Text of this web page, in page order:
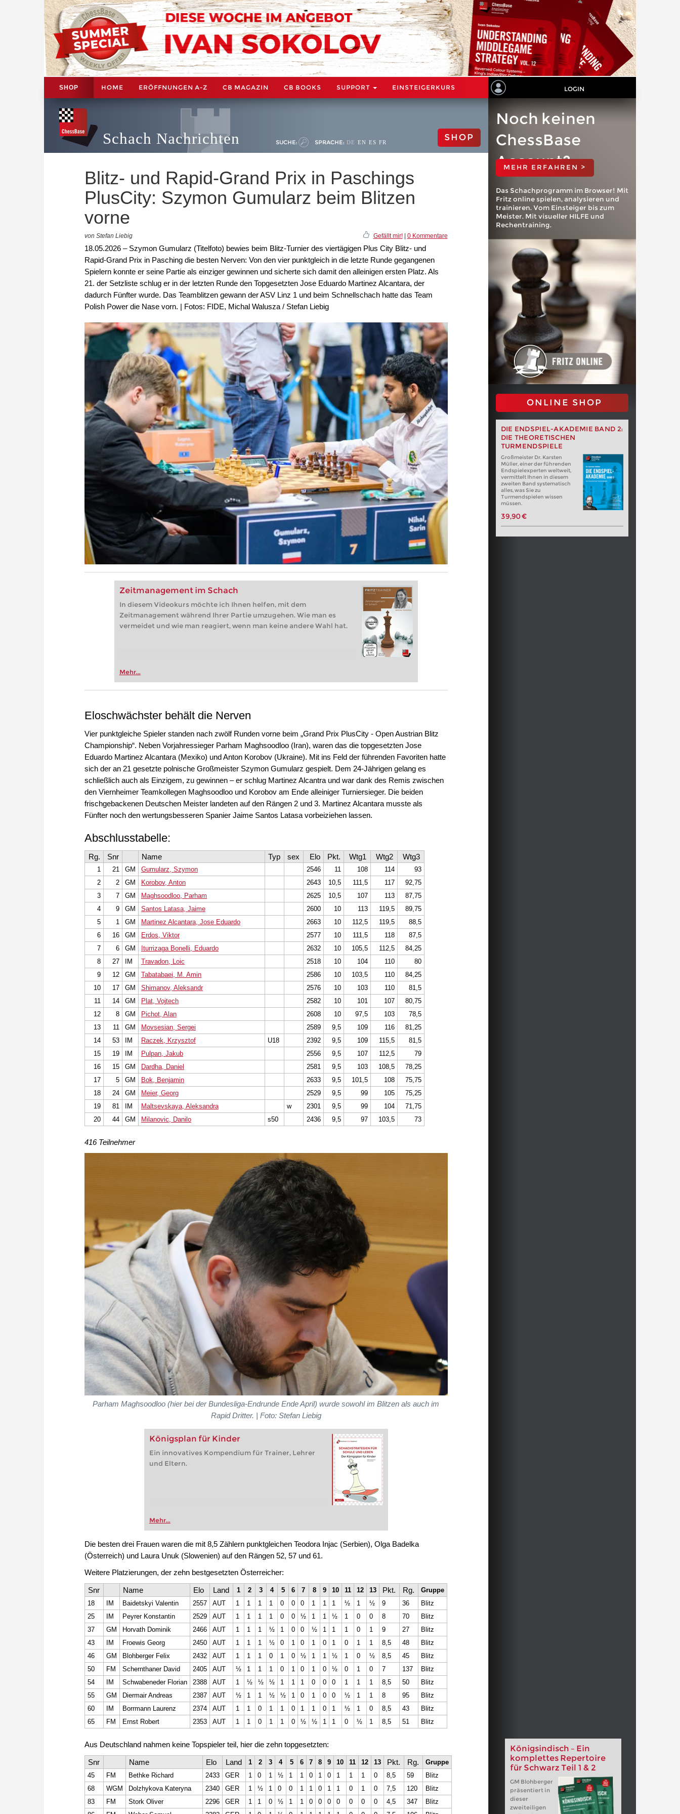
SHOP HOME ERÖFFNUNGEN A-Z CB MAGAZIN CB BOOKS SUPPORT EINSTEIGERKURS LOGIN
Schach Nachrichten SUCHE: SPRACHE: DE EN ES FR SHOP
Blitz- und Rapid-Grand Prix in Paschings
PlusCity: Szymon Gumularz beim Blitzen
vorne
von Stefan Liebig Gefällt mir!| 0 Kommentare
18.05.2026 – Szymon Gumularz (Titelfoto) bewies beim Blitz-Turnier des viertägigen Plus City Blitz- und
Rapid-Grand Prix in Pasching die besten Nerven: Von den vier punktgleich in die letzte Runde gegangenen
Spielern konnte er seine Partie als einziger gewinnen und sicherte sich damit den alleinigen ersten Platz. Als
21. der Setzliste schlug er in der letzten Runde den Topgesetzten Jose Eduardo Martinez Alcantara, der
dadurch Fünfter wurde. Das Teamblitzen gewann der ASV Linz 1 und beim Schnellschach hatte das Team
Polish Power die Nase vorn. | Fotos: FIDE, Michal Walusza / Stefan Liebig
Zeitmanagement im Schach
In diesem Videokurs möchte ich Ihnen helfen, mit dem
Zeitmanagement während Ihrer Partie umzugehen. Wie man es
vermeidet und wie man reagiert, wenn man keine andere Wahl hat.
Mehr...
Noch keinen
ChessBase
Account?
MEHR ERFAHREN >
Das Schachprogramm im Browser! Mit
Fritz online spielen, analysieren und
trainieren. Vom Einsteiger bis zum
Meister. Mit visueller HILFE und
Rechentraining.
ONLINE SHOP
DIE ENDSPIEL-AKADEMIE BAND 2:
DIE THEORETISCHEN
TURMENDSPIELE
Großmeister Dr. Karsten
Müller, einer der führenden
Endspielexperten weltweit,
vermittelt Ihnen in diesem
zweiten Band systematisch
alles, was Sie zu
Turmendspielen wissen
müssen.
39,90 €
Eloschwächster behält die Nerven
Vier punktgleiche Spieler standen nach zwölf Runden vorne beim „Grand Prix PlusCity - Open Austrian Blitz
Championship“. Neben Vorjahressieger Parham Maghsoodloo (Iran), waren das die topgesetzten Jose
Eduardo Martinez Alcantara (Mexiko) und Anton Korobov (Ukraine). Mit ins Feld der führenden Favoriten hatte
sich der an 21 gesetzte polnische Großmeister Szymon Gumularz gespielt. Dem 24-Jährigen gelang es
schließlich auch als Einzigem, zu gewinnen – er schlug Martinez Alcantra und war dank des Remis zwischen
den Viernheimer Teamkollegen Maghsoodloo und Korobov am Ende alleiniger Turniersieger. Die beiden
frischgebackenen Deutschen Meister landeten auf den Rängen 2 und 3. Martinez Alcantara musste als
Fünfter noch den wertungsbesseren Spanier Jaime Santos Latasa vorbeiziehen lassen.
Abschlusstabelle:
Rg. Snr Name Typ sex Elo Pkt. Wtg1 Wtg2 Wtg3
1 21 GM Gumularz, Szymon 2546 11 108 114
93
2
2 GM Korobov, Anton 2643 10,5 111,5 117
92,75
3
7 GM Maghsoodloo, Parham 2625 10,5 107 113
87,75
4
9 GM Santos Latasa, Jaime 2600 10 113 119,5
89,75
5
1 GM Martinez Alcantara, Jose Eduardo 2663 10 112,5 119,5
88,5
6
16 GM Erdos, Viktor 2577 10 111,5 118
87,5
7
6 GM Iturrizaga Bonelli, Eduardo 2632 10 105,5 112,5
84,25
8
27 IM Travadon, Loic 2518 10 104 110
80
9
12 GM Tabatabaei, M. Amin 2586 10 103,5 110
84,25
10
17 GM Shimanov, Aleksandr 2576 10 103 110
81,5
11
14 GM Plat, Vojtech 2582 10 101 107
80,75
12
8 GM Pichot, Alan 2608 10 97,5 103
78,5
13
11 GM Movsesian, Sergei 2589 9,5 109 116
81,25
14
53 IM Raczek, Krzysztof U18 2392 9,5 109 115,5
81,5
15
19 IM Pulpan, Jakub 2556 9,5 107 112,5
79
16
15 GM Dardha, Daniel 2581 9,5 103 108,5
78,25
17
5 GM Bok, Benjamin 2633 9,5 101,5 108
75,75
18
24 GM Meier, Georg 2529 9,5 99 105
75,25
19
81 IM Maltsevskaya, Aleksandra w 2301 9,5 99 104
71,75
20
44 GM Milanovic, Danilo s50 2436 9,5 97 103,5 73
416 Teilnehmer
Parham Maghsoodloo (hier bei der Bundesliga-Endrunde Ende April) wurde sowohl im Blitzen als auch im
Rapid Dritter. | Foto: Stefan Liebig
Königsplan für Kinder
Ein innovatives Kompendium für Trainer, Lehrer
und Eltern.
Mehr...
Die besten drei Frauen waren die mit 8,5 Zählern punktgleichen Teodora Injac (Serbien), Olga Badelka
(Österreich) und Laura Unuk (Slowenien) auf den Rängen 52, 57 und 61.
Weitere Platzierungen, der zehn bestgesetzten Österreicher:
Snr Name Elo Land 1 2 3 4 5 6 7 8 9 10 11 12 13 Pkt. Rg.
Gruppe
18
IM Baidetskyi Valentin 2557 AUT 1 1 1 1 0 0 0 1 1 1 ½ 1 ½ 9 36
Blitz
25
IM Peyrer Konstantin 2529 AUT 1 1 1 1 0 0 ½ 1 1 ½ 1 0 0 8 70
Blitz
37
GM Horvath Dominik 2466 AUT 1 1 1 ½ 1 0 0 ½ 1 1 1 0 1 9 27
Blitz
43
IM Froewis Georg 2450 AUT 1 1 1 ½ 0 1 0 1 0 1 0 1 1 8,5 48
Blitz
46
GM Blohberger Felix 2432 AUT 1 1 1 0 1 0 ½ 1 1 ½ 1 0 ½ 8,5 45
Blitz
50
FM Schernthaner David 2405 AUT ½ 1 1 1 0 1 0 1 0 ½ 0 1 0 7 137
Blitz
54
IM Schwabeneder Florian 2388 AUT 1 ½ ½ ½ 1 1 1 0 0 0 1 1 1 8,5 50
Blitz
55
GM Diermair Andreas 2387 AUT ½ 1 1 ½ ½ 1 0 1 0 0 ½ 1 1 8 95
Blitz
60
IM Borrmann Laurenz 2374 AUT 1 1 0 1 1 0 1 1 0 1 ½ 1 0 8,5 43
Blitz
65
FM Ernst Robert 2353 AUT 1 1 0 1 1 0 ½ ½ 1 1 0 ½ 1 8,5 51 Blitz
Königsindisch – Ein
komplettes Repertoire
für Schwarz Teil 1 & 2
GM Blohberger
präsentiert in
dieser
zweiteiligen
Aus Deutschland nahmen keine Topspieler teil, hier die zehn topgesetzten:
Snr Name Elo Land 1 2 3 4 5 6 7 8 9 10 11 12 13 Pkt. Rg.
Gruppe
45
FM Bethke Richard 2433 GER 1 0 1 ½ 1 1 0 1 0 1 1 1 0 8,5 59
Blitz
68
WGM Dolzhykova Kateryna 2340 GER 1 ½ 1 0 0 1 1 0 1 1 0 1 0 7,5 120
Blitz
83
FM Stork Oliver 2296 GER 1 1 0 ½ 1 1 0 0 0 0 0 0 0 4,5 347
Blitz